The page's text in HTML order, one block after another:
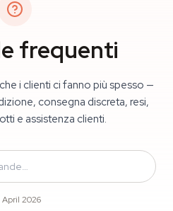
frequenti
i clienti ci fanno più spesso —
consegna discreta, resi,
e assistenza clienti.
2026